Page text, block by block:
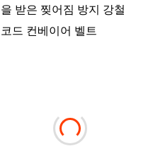
을 받은 찢어짐 방지 강철
코드 컨베이어 벨트